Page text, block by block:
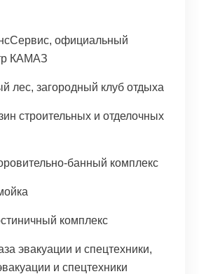
официальный
КАМАЗ
лес, загородный клуб отдыха
строительных и отделочных
банный комплекс
комплекс
эвакуации и спецтехники,
и спецтехники